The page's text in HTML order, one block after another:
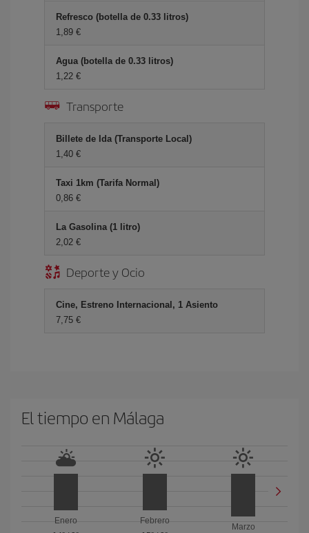
Refresco (botella de 0.33 litros)
1,89 €
Agua (botella de 0.33 litros)
1,22 €
Transporte
Billete de Ida (Transporte Local)
1,40 €
Taxi 1km (Tarifa Normal)
0,86 €
La Gasolina (1 litro)
2,02 €
Deporte y Ocio
Cine, Estreno Internacional, 1 Asiento
7,75 €
El tiempo en Málaga
Enero
Febrero
Marzo